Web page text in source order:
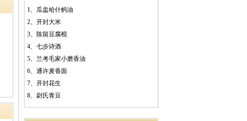
1、 瓜盅哈什蚂油
2、 开封大米
3、 陈留豆腐棍
4、 七步诗酒
5、 兰考毛家小磨香油
6、 通许麦香面
7、 开封花生
8、 尉氏青豆